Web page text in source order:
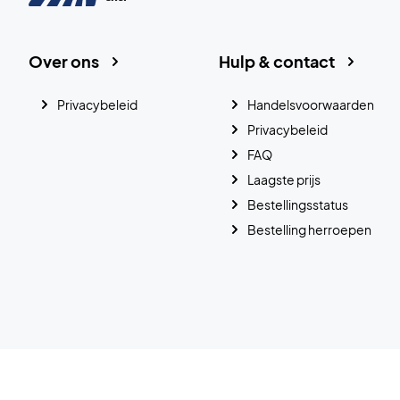
Hulp & contact
Handelsvoorwaarden
Privacybeleid
FAQ
Laagste prijs
Bestellingsstatus
Bestelling herroepen
Over ons
Privacybeleid